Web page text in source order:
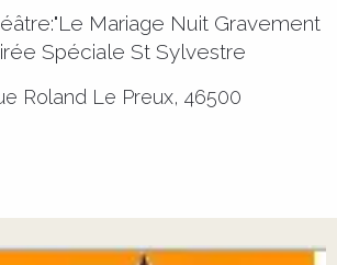
Mariage Nuit Gravement
Spéciale St Sylvestre
Roland Le Preux, 46500